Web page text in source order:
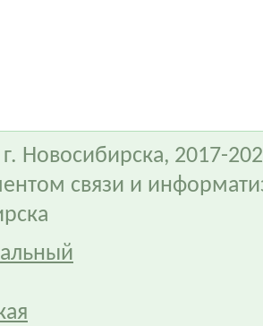
Новосибирска, 2017-
связи и